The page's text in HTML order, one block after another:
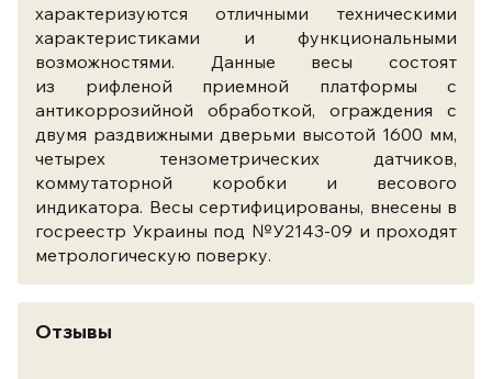
характеризуются отличными техническими
характеристиками и функциональными
возможностями. Данные весы состоят
из рифленой приемной платформы с
антикоррозийной обработкой, ограждения с
двумя раздвижными дверьми высотой 1600 мм,
четырех тензометрических датчиков,
коммутаторной коробки и весового
индикатора. Весы сертифицированы, внесены в
госреестр Украины под №У2143-09 и проходят
метрологическую поверку.
Отзывы